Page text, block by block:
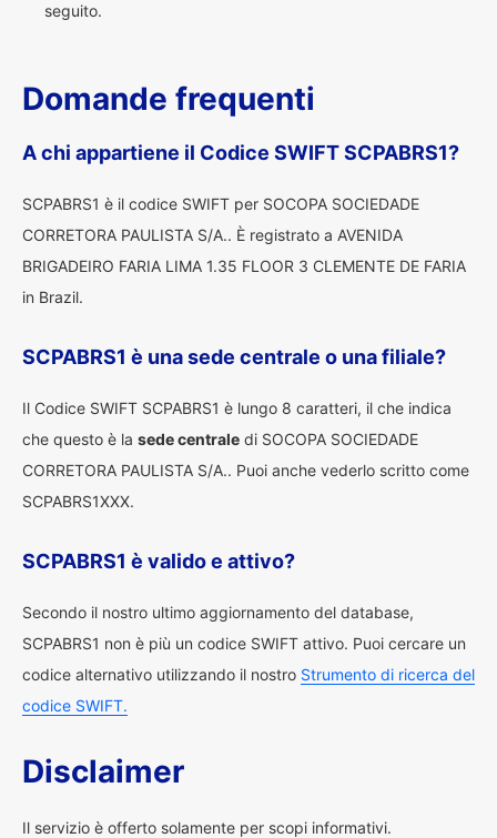
seguito.
Domande frequenti
A chi appartiene il Codice SWIFT SCPABRS1?
SCPABRS1 è il codice SWIFT per SOCOPA SOCIEDADE
CORRETORA PAULISTA S/A.. È registrato a AVENIDA
BRIGADEIRO FARIA LIMA 1.35 FLOOR 3 CLEMENTE DE FARIA
in Brazil.
SCPABRS1 è una sede centrale o una filiale?
Il Codice SWIFT SCPABRS1 è lungo 8 caratteri, il che indica
che questo è la sede centrale di SOCOPA SOCIEDADE
CORRETORA PAULISTA S/A.. Puoi anche vederlo scritto come
SCPABRS1XXX.
SCPABRS1 è valido e attivo?
Secondo il nostro ultimo aggiornamento del database,
SCPABRS1 non è più un codice SWIFT attivo. Puoi cercare un
codice alternativo utilizzando il nostro Strumento di ricerca del
codice SWIFT.
Disclaimer
Il servizio è offerto solamente per scopi informativi.